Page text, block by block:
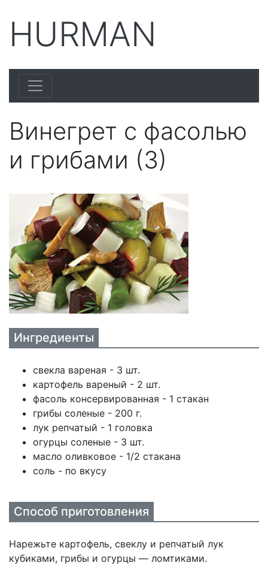
HURMAN
Винегрет с фасолью
и грибами (3)
Ингредиенты
свекла вареная - 3 шт.
картофель вареный - 2 шт.
фасоль консервированная - 1 стакан
грибы соленые - 200 г.
лук репчатый - 1 головка
огурцы соленые - 3 шт.
масло оливковое - 1/2 стакана
соль - по вкусу
Способ приготовления
Нарежьте картофель, свеклу и репчатый лук
кубиками, грибы и огурцы — ломтиками.